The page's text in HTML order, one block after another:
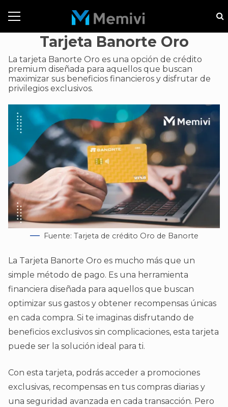
Tarjeta Banorte Oro
La tarjeta Banorte Oro es una opción de crédito
premium diseñada para aquellos que buscan
maximizar sus beneficios financieros y disfrutar de
privilegios exclusivos.
Fuente: Tarjeta de crédito Oro de Banorte
La Tarjeta Banorte Oro es mucho más que un
simple método de pago. Es una herramienta
financiera diseñada para aquellos que buscan
optimizar sus gastos y obtener recompensas únicas
en cada compra. Si te imaginas disfrutando de
beneficios exclusivos sin complicaciones, esta tarjeta
puede ser la solución ideal para ti.
Con esta tarjeta, podrás acceder a promociones
exclusivas, recompensas en tus compras diarias y
una seguridad avanzada en cada transacción. Pero